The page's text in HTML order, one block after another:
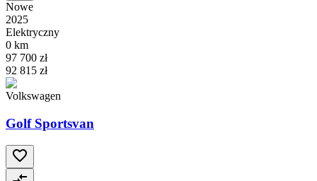
Nowe
2025
Elektryczny
0 km
97 700 zł
92 815 zł
Volkswagen
Golf Sportsvan